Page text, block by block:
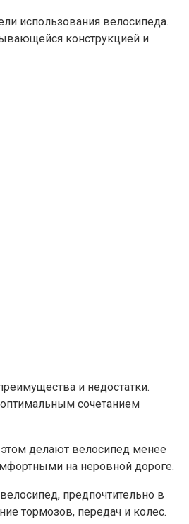
использования велосипеда.
конструкцией и
и недостатки.
сочетанием
делают велосипед менее
на неровной дороге.
предпочтительно в
тормозов, передач и колес.